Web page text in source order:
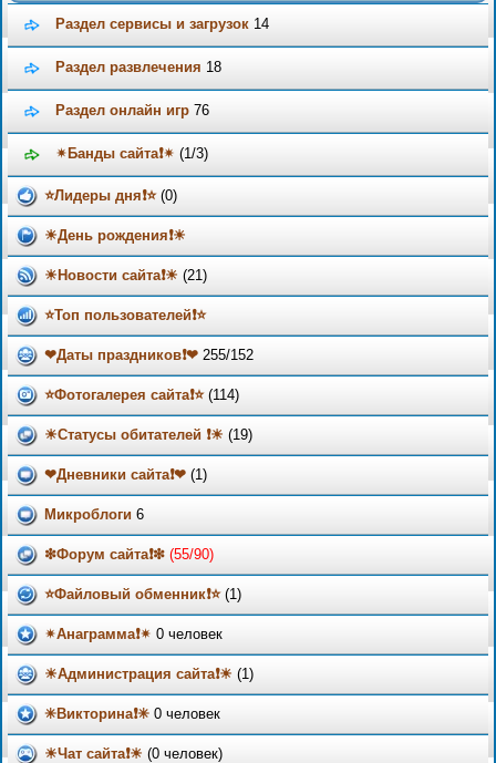
Раздел сервисы и загрузок 14
Раздел развлечения 18
Раздел онлайн игр 76
✴Банды сайта❗✴ (1/3)
⭐Лидеры дня❗⭐(0)
☀День рождения❗☀
☀Новости сайта❗☀ (21)
⭐Топ пользователей❗⭐
❤Даты праздников❗❤ 255/152
⭐Фотогалерея сайта❗⭐(114)
☀Статусы обитателей ❗☀ (19)
❤Дневники сайта❗❤ (1)
Микроблоги 6
❇Форум сайта❗❇ (55/90)
⭐Файловый обменник❗⭐(1)
✴Анаграмма❗✴ 0 человек
☀Администрация сайта❗☀ (1)
✳Викторина❗✳ 0 человек
☀Чат сайта❗☀ (0 человек)